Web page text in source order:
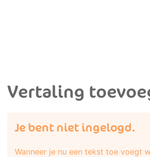
Vertaling
Je bent niet ingelogd.
Wanneer je nu een tekst toe voegt